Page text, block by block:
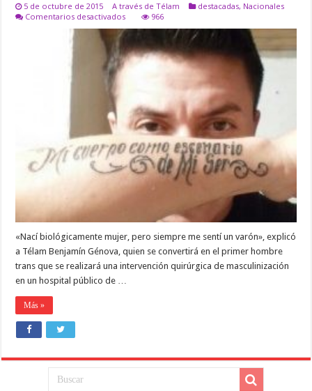
5 de octubre de 2015 A través de Télam destacadas, Nacionales
Comentarios desactivadosen
Realizarán
primera
cirugía
transgénero
público
de
Neuquén
966
«Nací biológicamente mujer, pero siempre me sentí un varón», explicó
a Télam Benjamín Génova, quien se convertirá en el primer hombre
trans que se realizará una intervención quirúrgica de masculinización
en un hospital público de …
Más »